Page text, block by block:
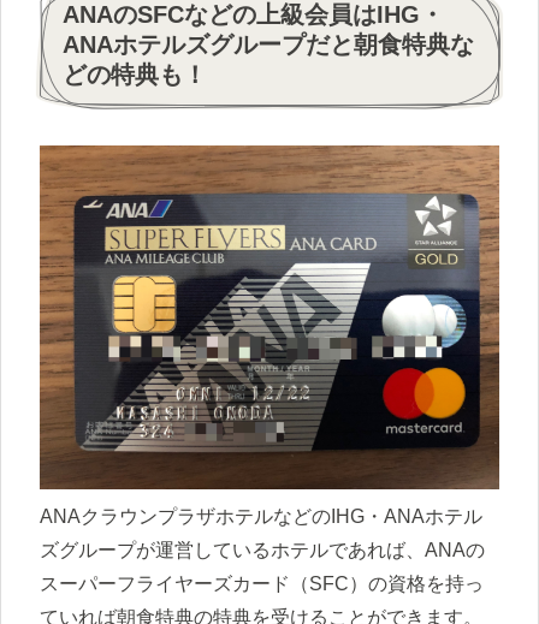
ANAのSFCなどの上級会員はIHG・
ANAホテルズグループだと朝食特典な
どの特典も！
ANAクラウンプラザホテルなどのIHG・ANAホテル
ズグループが運営しているホテルであれば、ANAの
スーパーフライヤーズカード（SFC）の資格を持っ
ていれば朝食特典の特典を受けることができます。